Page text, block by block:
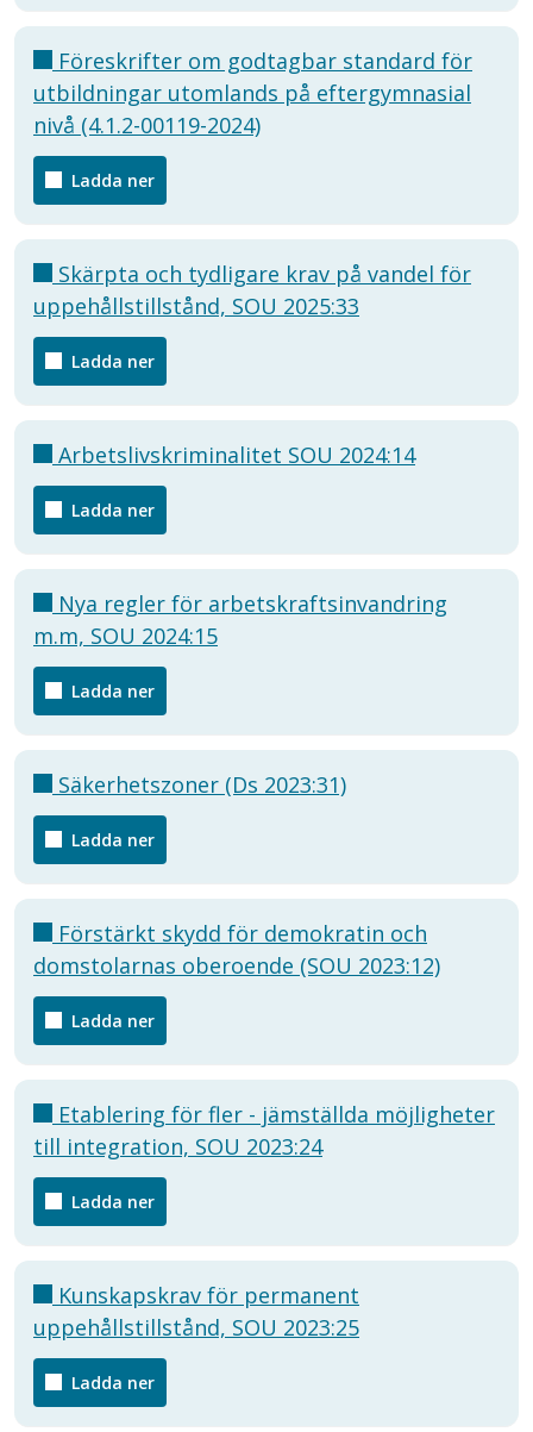
Föreskrifter om godtagbar standard för
utbildningar utomlands på eftergymnasial
nivå (4.1.2-00119-2024)
Ladda ner
Skärpta och tydligare krav på vandel för
uppehållstillstånd, SOU 2025:33
Ladda ner
Arbetslivskriminalitet SOU 2024:14
Ladda ner
Nya regler för arbetskraftsinvandring
m.m, SOU 2024:15
Ladda ner
Säkerhetszoner (Ds 2023:31)
Ladda ner
Förstärkt skydd för demokratin och
domstolarnas oberoende (SOU 2023:12)
Ladda ner
Etablering för fler - jämställda möjligheter
till integration, SOU 2023:24
Ladda ner
Kunskapskrav för permanent
uppehållstillstånd, SOU 2023:25
Ladda ner